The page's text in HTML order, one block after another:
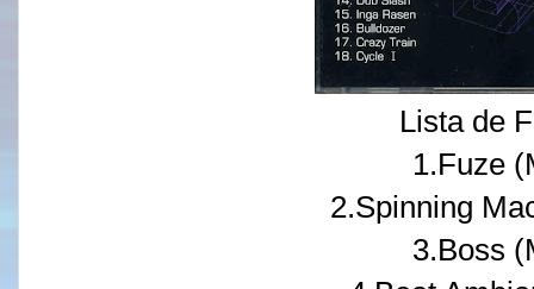
Lista de
1.Fuze
2.Spinning
3.Boss